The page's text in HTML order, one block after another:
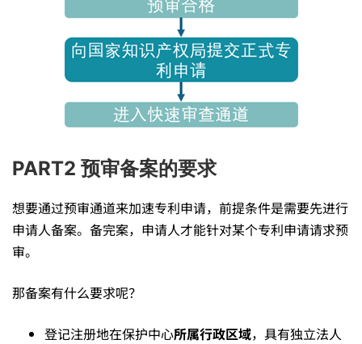
的
基
础
介
PART2 预审备案的要求
想要通过预审通道来加速专利申请，前提条件是需要先进行
申请人备案。备完案，申请人才能针对某个专利申请请求预
审。
那备案有什么要求呢？
登记注册地在保护中心所属行政区域，具有独立法人